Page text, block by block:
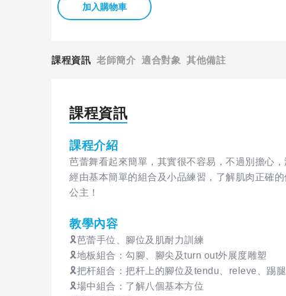
加入購物車
課程資訊 老師簡介 適合對象 其他備註
課程資訊
課程介紹
芭蕾舞看起來簡單，其實很不容易，不過別擔心
經由基本簡單的組合及小品練習，了解肌肉正確
公主！
教學內容
🎗芭蕾手位、腳位及肌耐力訓練
🎗地板組合：勾腳、腳尖及turn out外展度雕塑
🎗把杆組合：把杆上的腳位及tendu、releve、踢
🎗場中組合：了解八個基本方位